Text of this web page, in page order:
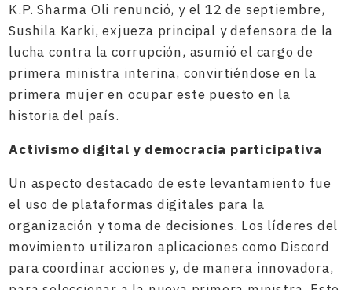
K.P. Sharma Oli renunció, y el 12 de septiembre,
Sushila Karki, exjueza principal y defensora de la
lucha contra la corrupción, asumió el cargo de
primera ministra interina, convirtiéndose en la
primera mujer en ocupar este puesto en la
historia del país.
Activismo digital y democracia participativa
Un aspecto destacado de este levantamiento fue
el uso de plataformas digitales para la
organización y toma de decisiones. Los líderes del
movimiento utilizaron aplicaciones como Discord
para coordinar acciones y, de manera innovadora,